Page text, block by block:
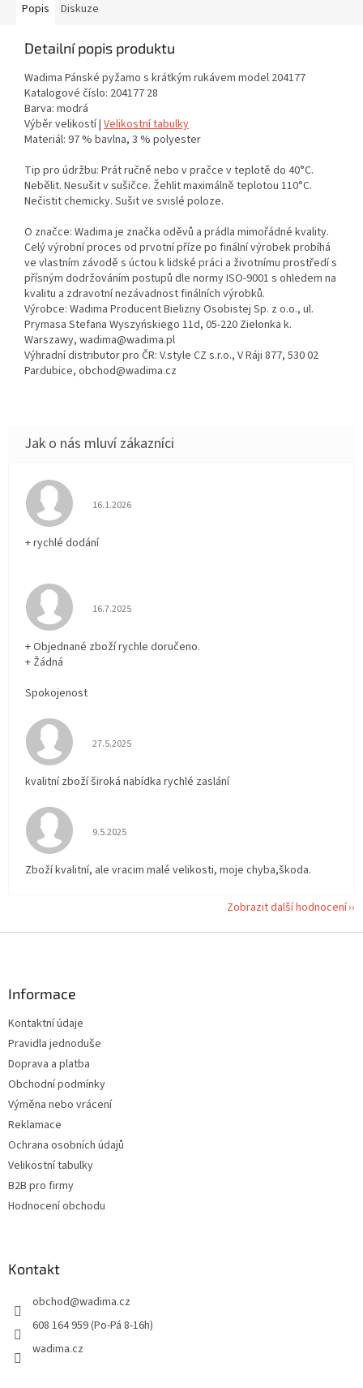
Popis Diskuze
Detailní popis produktu
Wadima Pánské pyžamo s krátkým rukávem model 204177
Katalogové číslo: 204177 28
Barva: modrá
Výběr velikostí | Velikostní tabulky
Materiál: 97 % bavlna, 3 % polyester
Tip pro údržbu: Prát ručně nebo v pračce v teplotě do 40°C.
Nebělit. Nesušit v sušičce. Žehlit maximálně teplotou 110°C.
Nečistit chemicky. Sušit ve svislé poloze.
O značce: Wadima je značka oděvů a prádla mimořádné kvality.
Celý výrobní proces od prvotní příze po finální výrobek probíhá
ve vlastním závodě s úctou k lidské práci a životnímu prostředí s
přísným dodržováním postupů dle normy ISO-9001 s ohledem na
kvalitu a zdravotní nezávadnost finálních výrobků.
Výrobce: Wadima Producent Bielizny Osobistej Sp. z o.o., ul.
Prymasa Stefana Wyszyńskiego 11d, 05-220 Zielonka k.
Warszawy, wadima@wadima.pl
Výhradní distributor pro ČR: V.style CZ s.r.o., V Ráji 877, 530 02
Pardubice, obchod@wadima.cz
Hodnocení obchodu je 5 z 5 hvězdiček.
16.1.2026
+ rychlé dodání
Hodnocení obchodu je 5 z 5 hvězdiček.
16.7.2025
+ Objednané zboží rychle doručeno.
+ Žádná
Spokojenost
Hodnocení obchodu je 5 z 5 hvězdiček.
27.5.2025
kvalitní zboží široká nabídka rychlé zaslání
Hodnocení obchodu je 5 z 5 hvězdiček.
9.5.2025
Zboží kvalitní, ale vracim malé velikosti, moje chyba,škoda.
Zobrazit další hodnocení
Informace
Kontaktní údaje
Pravidla jednoduše
Doprava a platba
Obchodní podmínky
Výměna nebo vrácení
Reklamace
Ochrana osobních údajů
Velikostní tabulky
B2B pro firmy
Hodnocení obchodu
Kontakt
obchod@wadima.cz
608 164 959 (Po-Pá 8-16h)
wadima.cz